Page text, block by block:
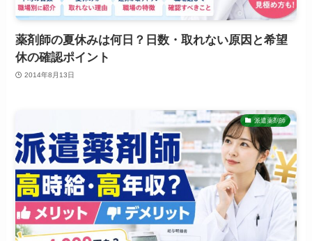
薬剤師の夏休みは何日？日数・取れない原因と希望
休の確認ポイント
2014年8月13日
派遣薬剤師